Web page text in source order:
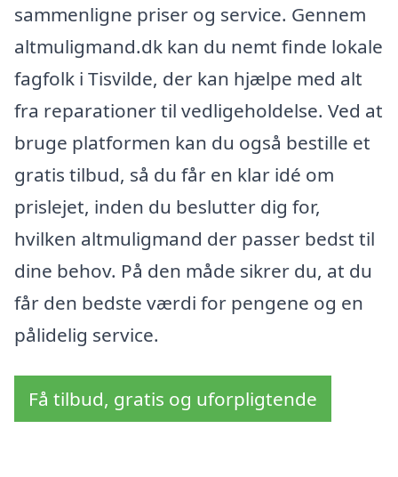
sammenligne priser og service. Gennem
altmuligmand.dk kan du nemt finde lokale
fagfolk i Tisvilde, der kan hjælpe med alt
fra reparationer til vedligeholdelse. Ved at
bruge platformen kan du også bestille et
gratis tilbud, så du får en klar idé om
prislejet, inden du beslutter dig for,
hvilken altmuligmand der passer bedst til
dine behov. På den måde sikrer du, at du
får den bedste værdi for pengene og en
pålidelig service.
Få tilbud, gratis og uforpligtende